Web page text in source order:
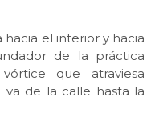
hacia el interior y hacia
de la práctica
que atraviesa
va de la calle hasta la